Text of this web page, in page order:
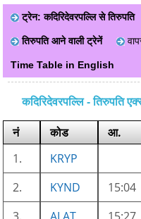
ट्रेन: कदिरिदेवरपल्लि से तिरुपति
तिरुपति आने वाली ट्रेनें
Time Table in English
कदिरिदेवरपल्लि - तिरुपति
नं कोड आ.
1.
KRYP
2.
KYND 15:04